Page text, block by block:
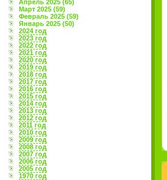
Апрель 2025 (65)
Март 2025 (59)
Февраль 2025 (59)
Январь 2025 (50)
2024 год
2023 год
2022 год
2021 год
2020 год
2019 год
2018 год
2017 год
2016 год
2015 год
2014 год
2013 год
2012 год
2011 год
2010 год
2009 год
2008 год
2007 год
2006 год
2005 год
1970 год